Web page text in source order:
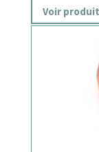
Voir produit